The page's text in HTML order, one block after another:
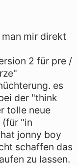
mir direkt
2 für pre /
es
der "think
tolle neue
"in
jonny boy
schaffen das
zu lassen.